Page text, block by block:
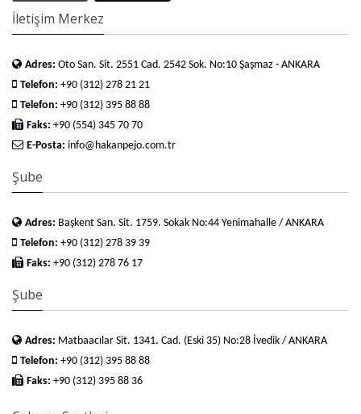
İletişim Merkez
Adres: Oto San. Sit. 2551 Cad. 2542 Sok. No:10 Şaşmaz - ANKARA
Telefon: +90 (312) 278 21 21
Telefon: +90 (312) 395 88 88
Faks: +90 (554) 345 70 70
E-Posta: info@hakanpejo.com.tr
Şube
Adres: Başkent San. Sit. 1759. Sokak No:44 Yenimahalle / ANKARA
Telefon: +90 (312) 278 39 39
Faks: +90 (312) 278 76 17
Şube
Adres: Matbaacılar Sit. 1341. Cad. (Eski 35) No:28 İvedik / ANKARA
Telefon: +90 (312) 395 88 88
Faks: +90 (312) 395 88 36